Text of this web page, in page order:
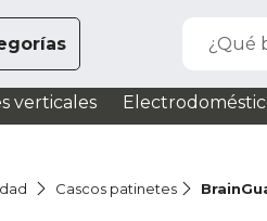
¿Qué
verticales
Cascos patinetes